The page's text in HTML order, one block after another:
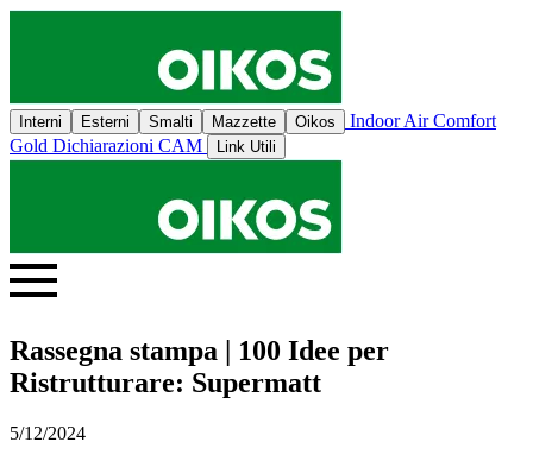
Interni Esterni Smalti Mazzette Oikos
Indoor Air Comfort
Gold Dichiarazioni CAM Link Utili
Rassegna stampa | 100 Idee per
Ristrutturare: Supermatt
5/12/2024